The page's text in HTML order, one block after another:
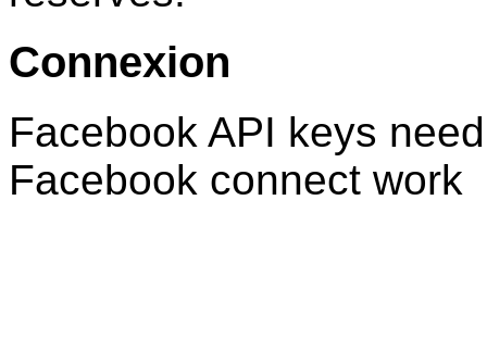
Connexion
Facebook API keys
Facebook connect work